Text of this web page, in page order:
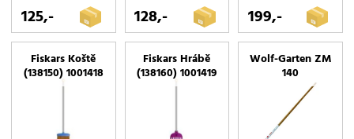
stěrky na okna
UM-M POŘADAČ NÁŘADÍ
vyrývače plevele
zahradní
125,- 128,- 199,-
Fiskars Koště
(138150) 1001418
Fiskars Hrábě
(138160) 1001419
Wolf-Garten ZM
140